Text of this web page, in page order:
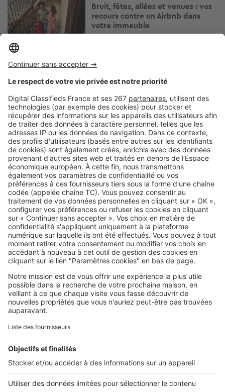
Bruit, fêtes, allées et venues : vos
recours contre un Airbnb dans
votre immeuble
Image
Réglementations
Arrosage, piscine, lavage de
voiture : quelles restrictions d'eau
près de chez vous ?
Image
Réglementations
Vous plantez une haie ? Ces
essences peuvent vous éviter
bien des problèmes avec le
voisinage
SeLoger c'est aussi
Retrouvez-nous sur ...
L'ENTREPRISE